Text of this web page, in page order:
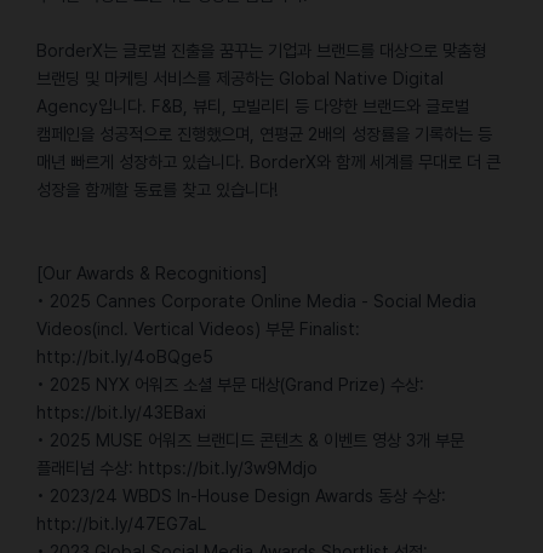
BorderX는 글로벌 진출을 꿈꾸는 기업과 브랜드를 대상으로 맞춤형
브랜딩 및 마케팅 서비스를 제공하는 Global Native Digital
Agency입니다. F&B, 뷰티, 모빌리티 등 다양한 브랜드와 글로벌
캠페인을 성공적으로 진행했으며, 연평균 2배의 성장률을 기록하는 등
매년 빠르게 성장하고 있습니다. BorderX와 함께 세계를 무대로 더 큰
성장을 함께할 동료를 찾고 있습니다!
[Our Awards & Recognitions]
• 2025 Cannes Corporate Online Media - Social Media
Videos(incl. Vertical Videos) 부문 Finalist:
http://bit.ly/4oBQge5
• 2025 NYX 어워즈 소셜 부문 대상(Grand Prize) 수상:
https://bit.ly/43EBaxi
• 2025 MUSE 어워즈 브랜디드 콘텐츠 & 이벤트 영상 3개 부문
플래티넘 수상: https://bit.ly/3w9Mdjo
• 2023/24 WBDS In-House Design Awards 동상 수상:
http://bit.ly/47EG7aL